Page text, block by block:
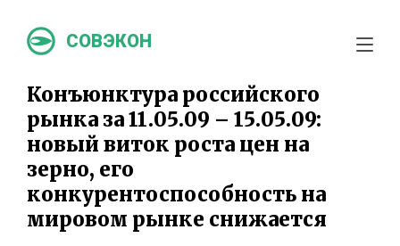
СОВЭКОН
Конъюнктура российского
рынка за 11.05.09 – 15.05.09:
новый виток роста цен на
зерно, его
конкурентоспособность на
мировом рынке снижается